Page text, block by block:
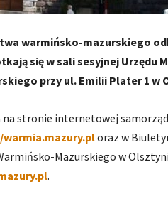
warmińsko-mazurskiego
się w sali sesyjnej Urzędu
przy ul. Emilii Plater 1 w
na stronie internetowej
oraz w
Mazurskiego w
.